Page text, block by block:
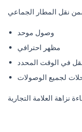
وصول موحد
مظهر احترافي
في الوقت المحدد
لجميع الوصولات